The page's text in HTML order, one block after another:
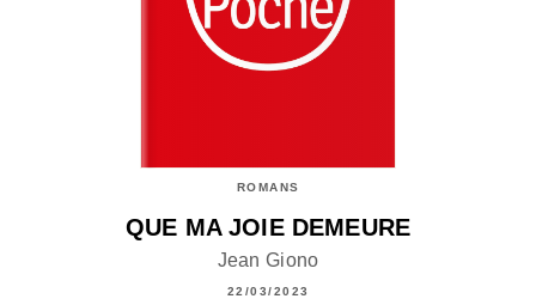
ROMANS
QUE MA JOIE DEMEURE
Jean Giono
22/03/2023